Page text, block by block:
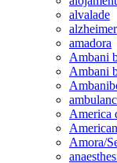
alvalade
alzheimer
amadora
Ambani
Ambani
America
Amora/